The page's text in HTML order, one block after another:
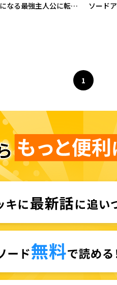
なる最強主人公に転生
ソード
ページ
1
へ